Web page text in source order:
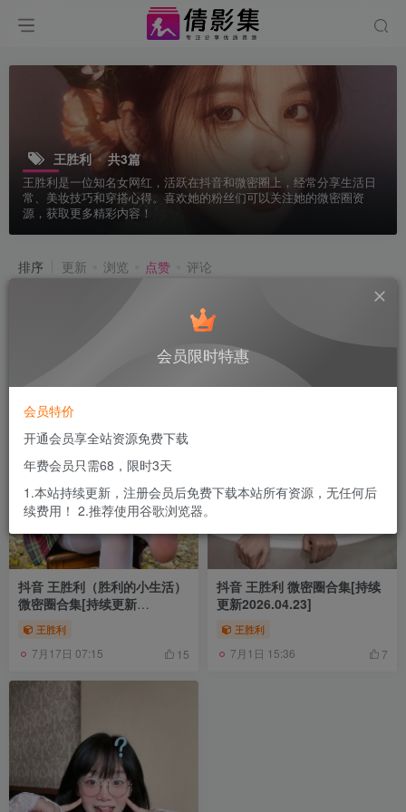
王胜利 共3篇
王胜利是一位知名女网红，活跃在抖音和微密圈上，经常分享生活日
常、美妆技巧和穿搭心得。喜欢她的粉丝们可以关注她的微密圈资
源，获取更多精彩内容！
排序 更新 浏览 点赞 评论
抖音 王胜利（胜利的小生活）
微密圈合集[持续更新
王胜利
7月17日 07:15 15
抖音 王胜利 微密圈合集[持续
更新2026.04.23]
王胜利
7月1日 15:36 7
会员限时特惠
会员特价
开通会员享全站资源免费下载
年费会员只需68，限时3天
1.本站持续更新，注册会员后免费下载本站所有资源，无任何后
续费用！ 2.推荐使用谷歌浏览器。